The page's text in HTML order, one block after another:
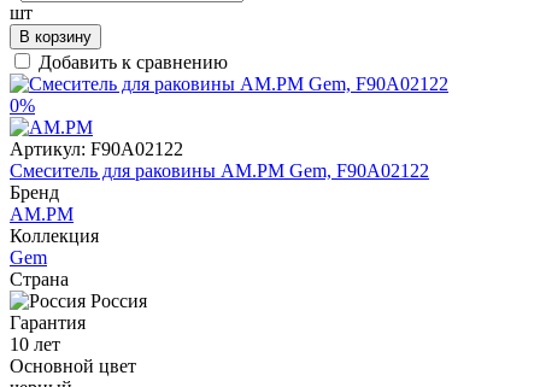
шт
В корзину
Добавить к сравнению
0%
Артикул: F90A02122
Смеситель для раковины AM.PM Gem, F90A02122
Бренд
AM.PM
Коллекция
Gem
Страна
Россия
Гарантия
10 лет
Основной цвет